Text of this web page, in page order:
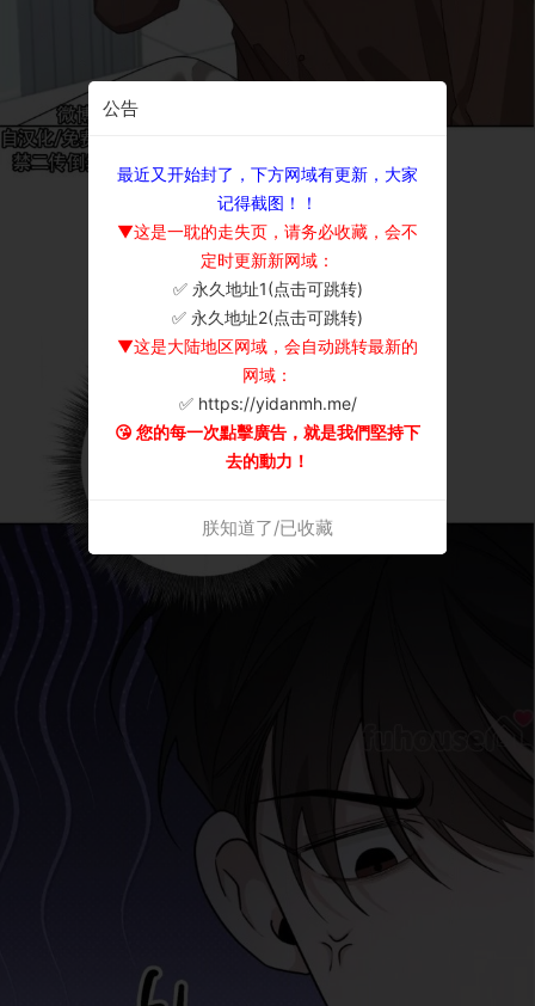
公告
最近又开始封了，下方网域有更新，大家
记得截图！！
▼这是一耽的走失页，请务必收藏，会不
定时更新新网域：
✅ 永久地址1(点击可跳转)
✅ 永久地址2(点击可跳转)
▼这是大陆地区网域，会自动跳转最新的
网域：
✅ https://yidanmh.me/
😘 您的每一次點擊廣告，就是我們堅持下
去的動力！
朕知道了/已收藏